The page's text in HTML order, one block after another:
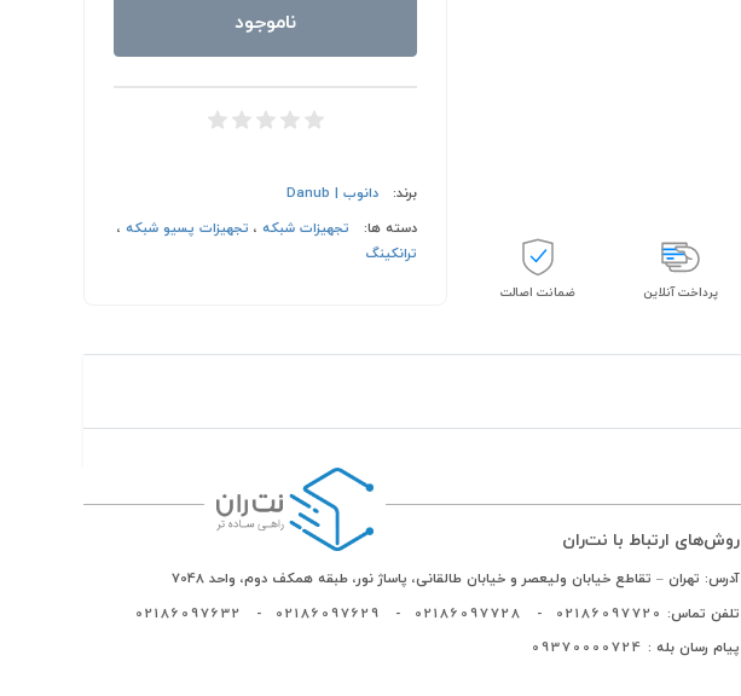
پرداخت آنلاین ضمانت اصالت
ناموجود
برند:
دانوب | Danub
دسته ها:
تجهیزات شبکه، تجهیزات پسیو شبکه،
ترانکینگ
روش‌های ارتباط با نت‌ران
آدرس: تهران – تقاطع خیابان ولیعصر و خیابان طالقانی، پاساژ نور، طبقه همکف دوم، واحد 7048
تلفن تماس: 02186097720
-
02186097728
-
02186097629
-
02186097632
پیام رسان بله : 09370000724